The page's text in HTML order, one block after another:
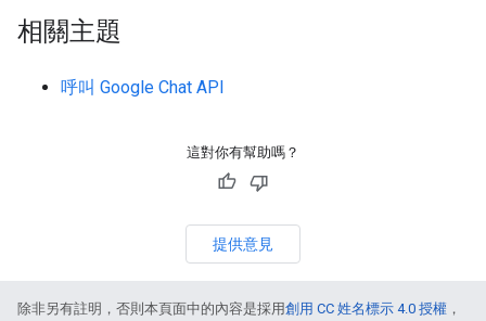
相關主題
呼叫 Google Chat API
這對你有幫助嗎？
提供意見
除非另有註明，否則本頁面中的內容是採用創用 CC 姓名標示 4.0 授權 ，